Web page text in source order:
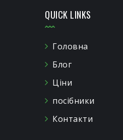
QUICK LINKS
Головна
Блог
Ціни
посібники
Контакти